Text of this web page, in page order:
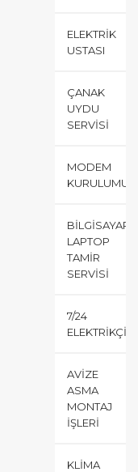
ELEKTRIK
USTASI
ÇANAK
UYDU
SERVISI
MODEM
KURULUMU
BILGISAYAR
LAPTOP
TAMIR
SERVISI
7/24
ELEKTRIKÇI
AVIZE
ASMA
MONTAJ
İŞLERI
KLIMA